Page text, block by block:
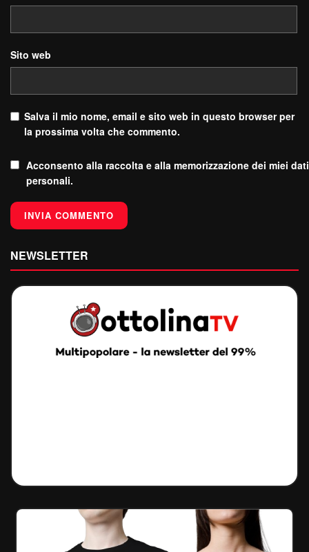
Sito web
Salva il mio nome, email e sito web in questo browser per
la prossima volta che commento.
Acconsento alla raccolta e alla memorizzazione dei miei dati
personali.
NEWSLETTER